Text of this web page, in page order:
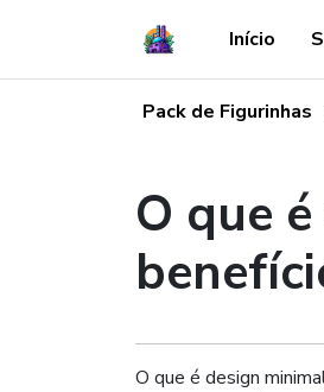
Início
Pack de Figurinhas
O que
O que é design